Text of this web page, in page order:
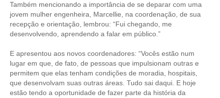
Também mencionando a importância de se deparar com uma
jovem mulher engenheira, Marcellie, na coordenação, de sua
recepção e orientação, lembrou: “Fui chegando, me
desenvolvendo, aprendendo a falar em público.”
E apresentou aos novos coordenadores: “Vocês estão num
lugar em que, de fato, de pessoas que impulsionam outras e
permitem que elas tenham condições de moradia, hospitais,
que desenvolvam suas outras áreas. Tudo sai daqui. E hoje
estão tendo a oportunidade de fazer parte da história da